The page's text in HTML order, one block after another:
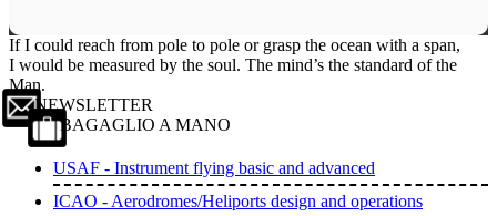
If I could reach from pole to pole or grasp the ocean with a span,
I would be measured by the soul. The mind’s the standard of the
Man.
NEWSLETTER
BAGAGLIO A MANO
USAF - Instrument flying basic and advanced
ICAO - Aerodromes/Heliports design and operations